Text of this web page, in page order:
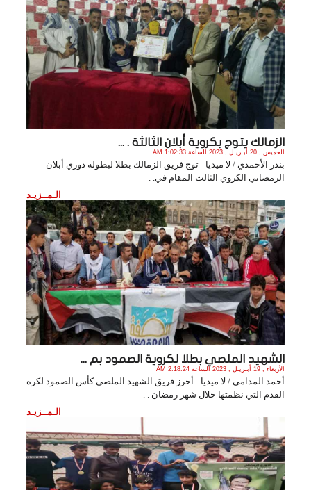
الزمالك يتوج بكروية أبلان الثالثة . ...
الخميس , 20 أبـريـل , 2023 الساعة 1:02:33 AM
بندر الأحمدي / لا ميديا - توج فريق الزمالك بطلا لبطولة دوري أبلان
الرمضاني الكروي الثالث المقام في. .
الـمــزيـد
الشهيد الملصي بطلا لكروية الصمود بم ...
الأربعاء , 19 أبـريـل , 2023 الساعة 2:18:24 AM
أحمد المدامي / لا ميديا - أحرز فريق الشهيد الملصي كأس الصمود لكره
القدم التي نظمتها خلال شهر رمضان . .
الـمــزيـد